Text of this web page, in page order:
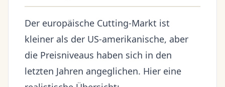
Der europäische Cutting-Markt ist
kleiner als der US-amerikanische, aber
die Preisniveaus haben sich in den
letzten Jahren angeglichen. Hier eine